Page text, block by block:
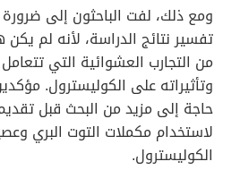
ومع ذلك، لفت الباحثون إلى
تفسير نتائج الدراسة، لأنه لم
من التجارب العشوائية التي
وتأثيراته على الكوليسترول.
حاجة إلى مزيد من البحث قبل
لاستخدام مكملات التوت البري
الكوليسترول.